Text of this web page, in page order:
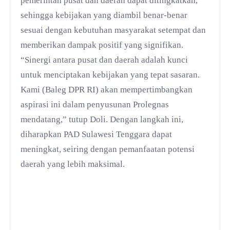
sehingga kebijakan yang diambil benar-benar
sesuai dengan kebutuhan masyarakat setempat dan
memberikan dampak positif yang signifikan.
“Sinergi antara pusat dan daerah adalah kunci
untuk menciptakan kebijakan yang tepat sasaran.
Kami (Baleg DPR RI) akan mempertimbangkan
aspirasi ini dalam penyusunan Prolegnas
mendatang,” tutup Doli. Dengan langkah ini,
diharapkan PAD Sulawesi Tenggara dapat
meningkat, seiring dengan pemanfaatan potensi
daerah yang lebih maksimal.